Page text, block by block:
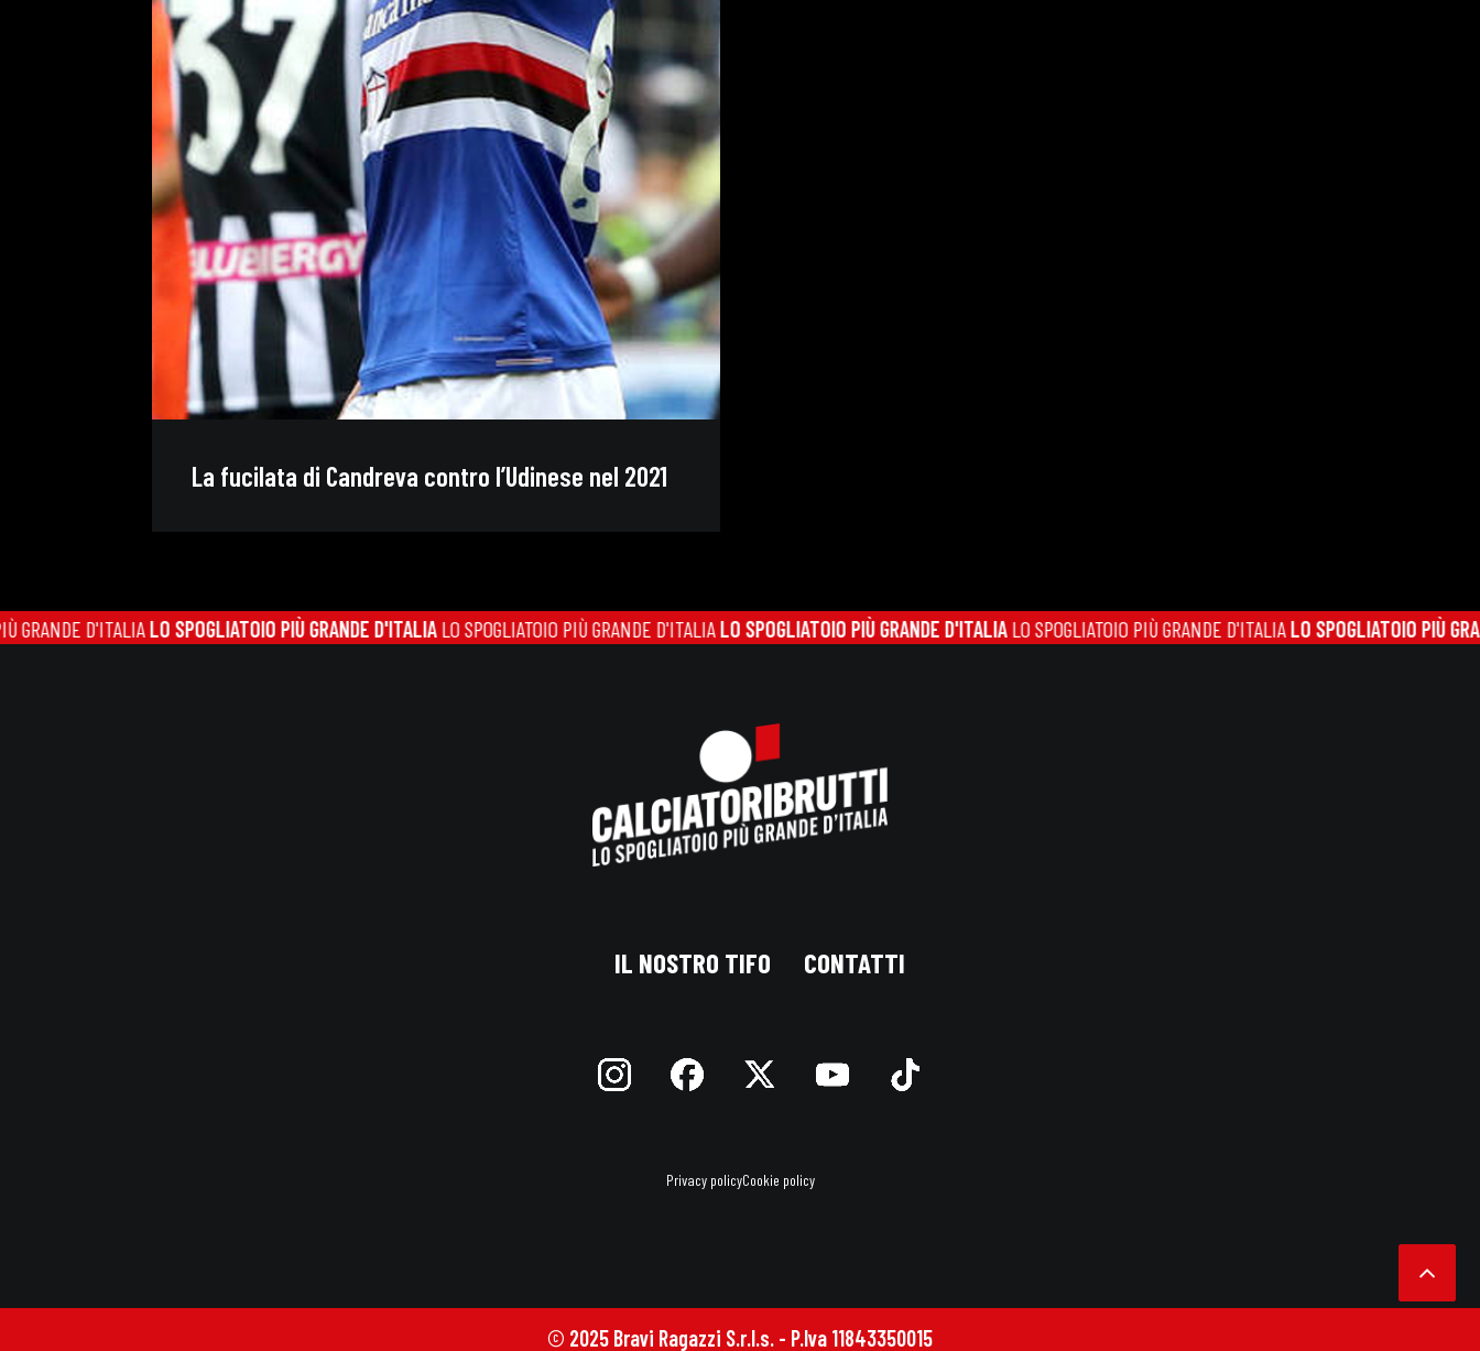
La fucilata di Candreva contro l’Udinese nel 2021
D'ITALIALO SPOGLIATOIO PIÙ GRANDE D'ITALIALO SPOGLIATOIO PIÙ GRANDE D'ITALIALO SPOGLIATOIO PIÙ GRANDE D'ITALIALO SPOGLIATOIO PIÙ GRANDE D'ITALIALO SPOGLIATOIO PIÙ GRANDE
IL NOSTRO TIFO CONTATTI
Privacy policyCookie policy
© 2025 Bravi Ragazzi S.r.l.s. - P.Iva 11843350015